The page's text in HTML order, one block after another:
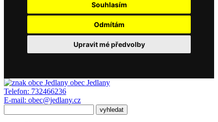
Souhlasím
Odmítám
Upravit mé předvolby
obec Jedlany
Telefon: 732466236
E-mail: obec@jedlany.cz